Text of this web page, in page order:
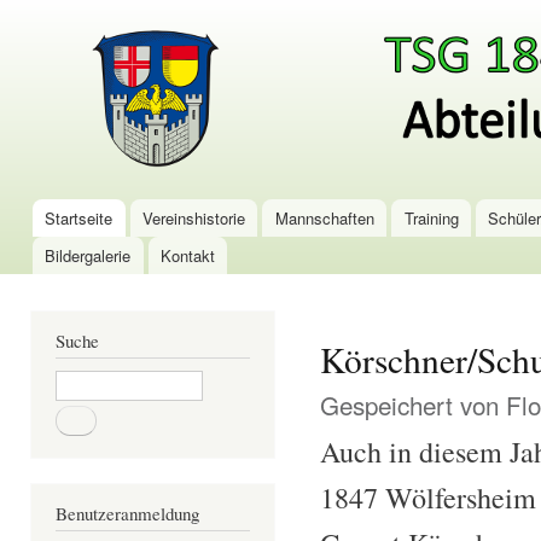
TSG-
Wölfersheim
Tischtennis
Hauptmenü
Startseite Vereinshistorie Mannschaften Training
Bildergalerie
Kontakt
Suche
Benutzeranmeldung
Körschner/
Gespeichert von Flo
Auch in diesem
1847